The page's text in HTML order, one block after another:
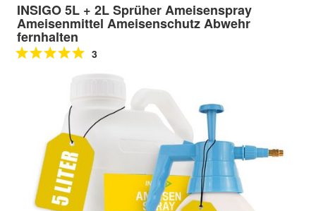
INSIGO 5L + 2L Sprüher Ameisenspray
Ameisenmittel Ameisenschutz Abwehr
fernhalten
3